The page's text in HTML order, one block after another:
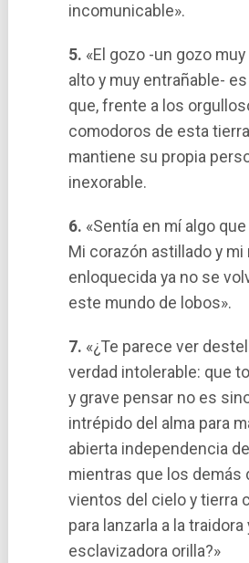
incomunicable».
5. «El gozo -un gozo
alto y muy entrañable- es
que, frente a los
comodoros de esta
mantiene su propia
inexorable.
6. «Sentí­a en mí­ algo
Mi corazón astillado y mi
enloquecida ya no se
este mundo de lobos».
7. «¿Te parece ver
verdad intolerable: que
y grave pensar no es
intrépido del alma para
abierta independencia
mientras que los demás
vientos del cielo y tierra
para lanzarla a la traidora
esclavizadora orilla?»